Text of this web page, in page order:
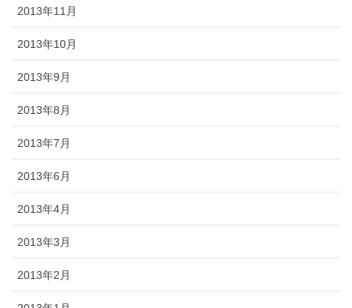
2013年11月
2013年10月
2013年9月
2013年8月
2013年7月
2013年6月
2013年4月
2013年3月
2013年2月